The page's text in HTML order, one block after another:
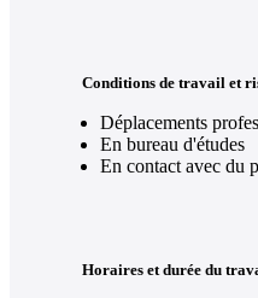
Conditions de travail et
Déplacements
En bureau d'études
En contact avec du
Horaires et durée du